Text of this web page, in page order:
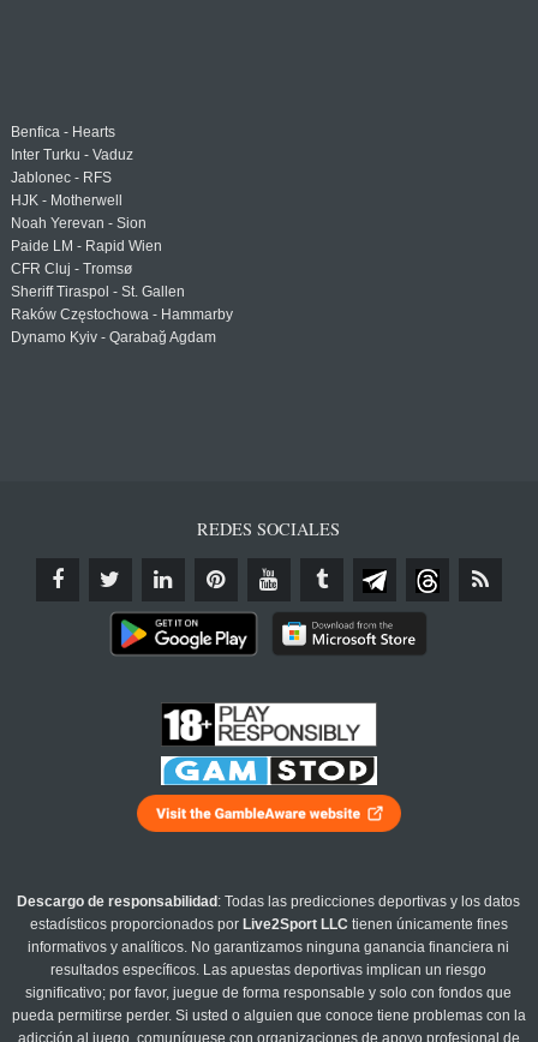
Benfica - Hearts
Inter Turku - Vaduz
Jablonec - RFS
HJK - Motherwell
Noah Yerevan - Sion
Paide LM - Rapid Wien
CFR Cluj - Tromsø
Sheriff Tiraspol - St. Gallen
Raków Częstochowa - Hammarby
Dynamo Kyiv - Qarabağ Agdam
REDES SOCIALES
Descargo de responsabilidad : Todas las predicciones deportivas y los datos
estadísticos proporcionados por Live2Sport LLC tienen únicamente fines
informativos y analíticos. No garantizamos ninguna ganancia financiera ni
resultados específicos. Las apuestas deportivas implican un riesgo
significativo; por favor, juegue de forma responsable y solo con fondos que
pueda permitirse perder. Si usted o alguien que conoce tiene problemas con la